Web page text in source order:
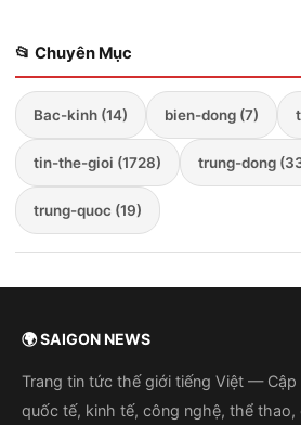
📂 Chuyên Mục
Bac-kinh (14) bien-dong (7)
tin-the-gioi (1728) trung-dong
trung-quoc (19)
🌍 SAIGON NEWS
Trang tin tức thế giới tiếng Việt —
quốc tế, kinh tế, công nghệ, thể thao,